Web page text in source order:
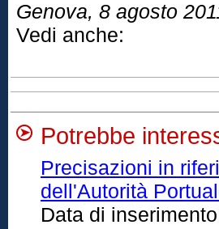
Genova, 8 agosto
Vedi anche:
Potrebbe
Precisazioni in
dell'Autorità
Data di